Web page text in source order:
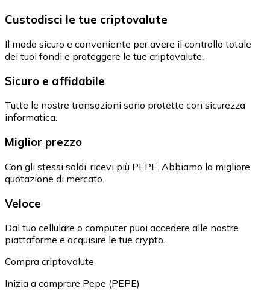
Custodisci le tue criptovalute
Il modo sicuro e conveniente per avere il controllo totale
dei tuoi fondi e proteggere le tue criptovalute.
Sicuro e affidabile
Tutte le nostre transazioni sono protette con sicurezza
informatica.
Miglior prezzo
Con gli stessi soldi, ricevi più PEPE. Abbiamo la migliore
quotazione di mercato.
Veloce
Dal tuo cellulare o computer puoi accedere alle nostre
piattaforme e acquisire le tue crypto.
Compra criptovalute
Inizia a comprare Pepe (PEPE)